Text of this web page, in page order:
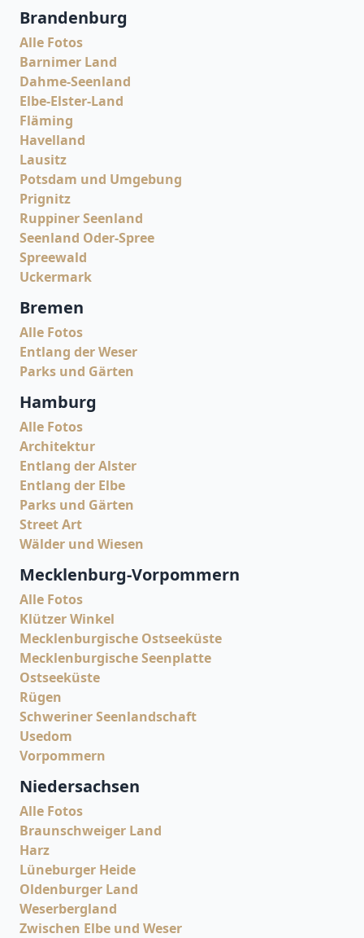
Brandenburg
Alle Fotos
Barnimer Land
Dahme-Seenland
Elbe-Elster-Land
Fläming
Havelland
Lausitz
Potsdam und Umgebung
Prignitz
Ruppiner Seenland
Seenland Oder-Spree
Spreewald
Uckermark
Bremen
Alle Fotos
Entlang der Weser
Parks und Gärten
Hamburg
Alle Fotos
Architektur
Entlang der Alster
Entlang der Elbe
Parks und Gärten
Street Art
Wälder und Wiesen
Mecklenburg-Vorpommern
Alle Fotos
Klützer Winkel
Mecklenburgische Ostseeküste
Mecklenburgische Seenplatte
Ostseeküste
Rügen
Schweriner Seenlandschaft
Usedom
Vorpommern
Niedersachsen
Alle Fotos
Braunschweiger Land
Harz
Lüneburger Heide
Oldenburger Land
Weserbergland
Zwischen Elbe und Weser